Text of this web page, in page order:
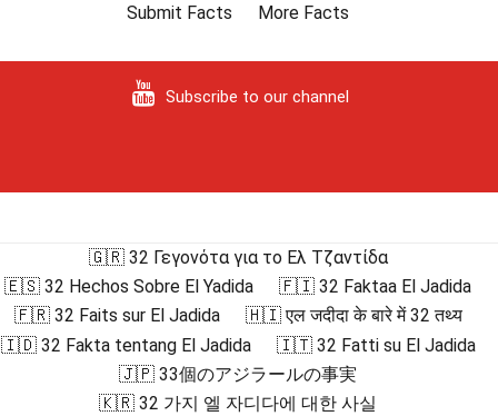
Submit Facts
More Facts
Subscribe to our channel
🇬🇷 32 Γεγονότα για το Ελ Τζαντίδα
🇪🇸 32 Hechos Sobre El Yadida
🇫🇮 32 Faktaa El Jadida
🇫🇷 32 Faits sur El Jadida
🇭🇮 एल जदीदा के बारे में 32 तथ्य
🇮🇩 32 Fakta tentang El Jadida
🇮🇹 32 Fatti su El Jadida
🇯🇵 33個のアジラールの事実
🇰🇷 32 가지 엘 자디다에 대한 사실